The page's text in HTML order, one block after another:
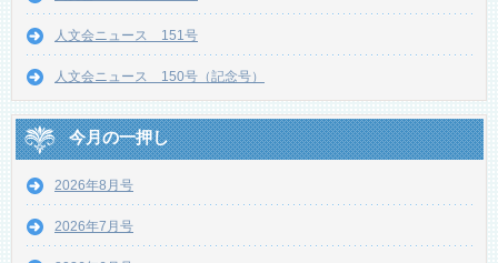
人文会ニュース 151号
人文会ニュース 150号（記念号）
今月の一押し
2026年8月号
2026年7月号